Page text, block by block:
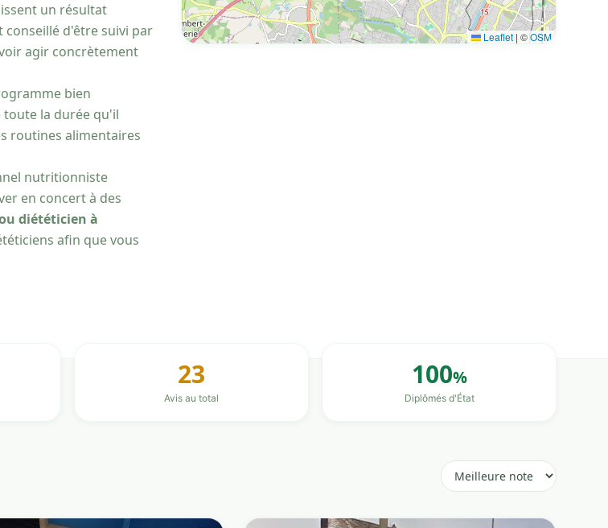
un résultat
conseillé d'être suivi par
agir concrètement
bien
toute la durée qu'il
routines alimentaires
nutritionniste
en concert à des
diététicien à
afin que vous
Leaflet | ©OSM
23
Avis au total
100%
Diplômés d'État